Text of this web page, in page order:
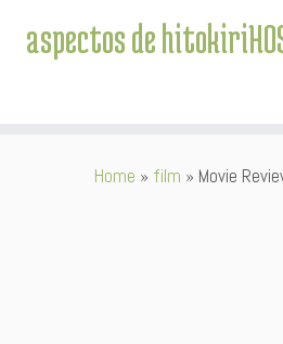
aspectos de
Home » film » Movie